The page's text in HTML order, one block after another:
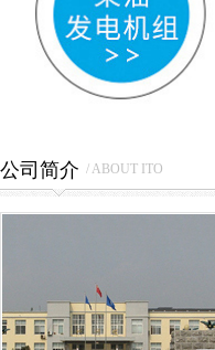
公司简介 / ABOUT ITO